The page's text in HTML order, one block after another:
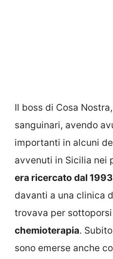
Il boss di Cosa
sanguinari, avendo
importanti in alcuni
avvenuti in Sicilia nei
era ricercato dal 1993
davanti a una clinica
trovava per
chemioterapia.
sono emerse anche